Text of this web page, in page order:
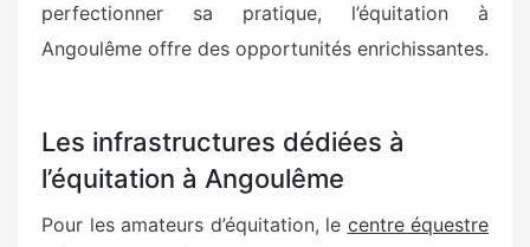
perfectionner sa pratique, l’équitation à
Angoulême offre des opportunités enrichissantes.
Les infrastructures dédiées à
l’équitation à Angoulême
Pour les amateurs d’équitation, le centre équestre